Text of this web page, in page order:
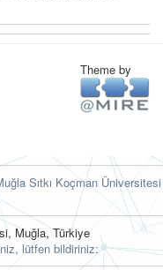
Theme by
Sıtkı Koçman Üniversitesi
Muğla, Türkiye
lütfen bildiriniz: